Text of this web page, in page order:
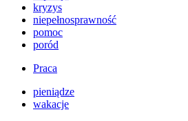
kryzys
niepełnosprawność
pomoc
poród
Praca
pieniądze
wakacje